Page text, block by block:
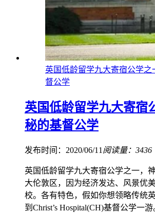
英国低龄留学九大寄宿公学之
督公学
英国低龄留学九大寄宿
秘的基督公学
发布时间：2020/06/11 阅读量：3436
英国低龄留学九大寄宿公学之一，
大伦敦区，因为经济发达、风景优
校。各有特色，假如你想领略传统
到Christ’s Hospital(CH)基督公学一